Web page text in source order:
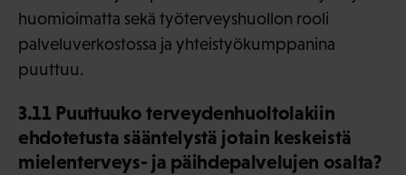
huomioimatta sekä työterveyshuollon rooli
palveluverkostossa ja yhteistyökumppanina
puuttuu.
3.11 Puuttuuko terveydenhuoltolakiin
ehdotetusta sääntelystä jotain keskeistä
mielenterveys- ja päihdepalvelujen osalta?